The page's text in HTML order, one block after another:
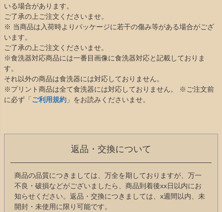
いる場合があります。
ご了承の上ご注文くださいませ。
※ 当商品は入荷時よりパッケージに若干の傷み等がある場合がござ
います。
ご了承の上ご注文くださいませ。
※食洗器対応商品には一番目画像に食洗器対応と記載しておりま
す。
それ以外の商品は食洗器には対応しておりません。
※プリント商品は全て食洗器には対応しておりません。 ※ご注文前
に必ず「 ご利用規約 」をお読みくださいませ。
返品・交換について
商品の品質につきましては、万全を期しておりますが、万一
不良・破損などがございましたら、商品到着後xx日以内にお
知らせください。返品・交換につきましては、x週間以内、未
開封・未使用に限り可能です。